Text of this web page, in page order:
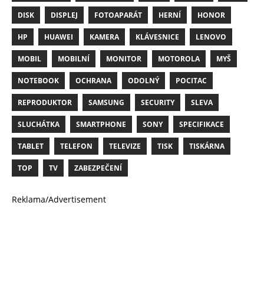
DISK DISPLEJ FOTOAPARÁT HERNÍ HONOR
HP HUAWEI KAMERA KLÁVESNICE LENOVO
MOBIL MOBILNÍ MONITOR MOTOROLA MYŠ
NOTEBOOK OCHRANA ODOLNÝ POCITAC
REPRODUKTOR SAMSUNG SECURITY SLEVA
SLUCHÁTKA SMARTPHONE SONY SPECIFIKACE
TABLET TELEFON TELEVIZE TISK TISKÁRNA
TOP TV ZABEZPEČENÍ
Reklama/Advertisement